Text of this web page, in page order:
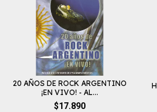
20 AÑOS DE ROCK ARGENTINO
¡EN VIVO! - AL...
$17.890